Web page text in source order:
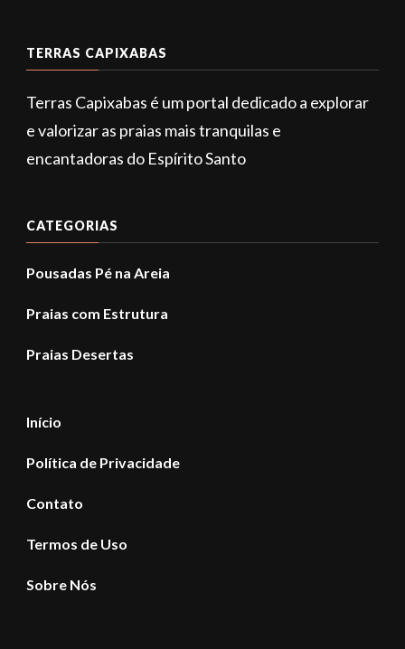
TERRAS CAPIXABAS
Terras Capixabas é um portal dedicado a explorar
e valorizar as praias mais tranquilas e
encantadoras do Espírito Santo
CATEGORIAS
Pousadas Pé na Areia
Praias com Estrutura
Praias Desertas
Início
Política de Privacidade
Contato
Termos de Uso
Sobre Nós